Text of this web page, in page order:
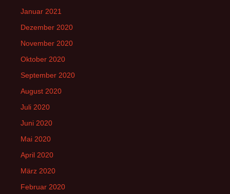
Januar 2021
Dezember 2020
November 2020
Oktober 2020
September 2020
August 2020
Juli 2020
Juni 2020
Mai 2020
April 2020
März 2020
Februar 2020